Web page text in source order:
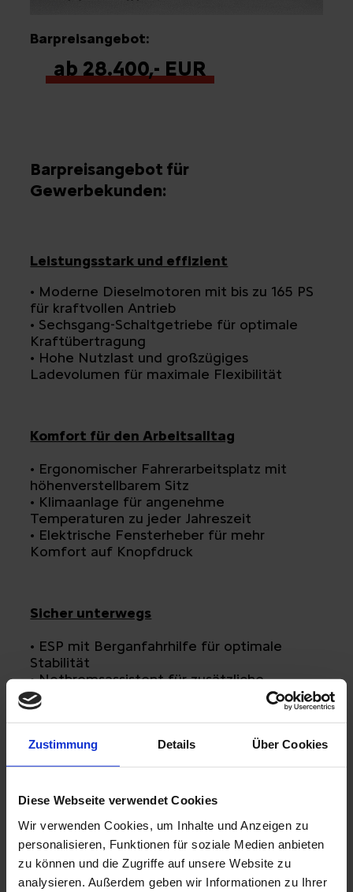
Zustimmung Details Über Cookies
Diese Webseite verwendet Cookies
Wir verwenden Cookies, um Inhalte und Anzeigen zu
personalisieren, Funktionen für soziale Medien anbieten
zu können und die Zugriffe auf unsere Website zu
analysieren. Außerdem geben wir Informationen zu Ihrer
Barpreisangebot:
ab 28.400,- EUR
Barpreisangebot für
Gewerbekunden:
Leistungsstark und effizient
• Moderne Dieselmotoren mit bis zu 165 PS
für kraftvollen Antrieb
• Sechsgang-Schaltgetriebe für optimale
Kraftübertragung
• Hohe Nutzlast und großzügiges
Ladevolumen für maximale Flexibilität
Komfort für den Arbeitsalltag
• Ergonomischer Fahrerarbeitsplatz mit
höhenverstellbarem Sitz
• Klimaanlage für angenehme
Temperaturen zu jeder Jahreszeit
• Elektrische Fensterheber für mehr
Komfort auf Knopfdruck
Sicher unterwegs
• ESP mit Berganfahrhilfe für optimale
Stabilität
• Notbremsassistent für zusätzliche
Sicherheit
• Tempomat mit
Geschwindigkeitsbegrenzer für entspanntes
Fahren
Funktionales Design mit praktischen
Details
• Große seitliche Schiebetür für bequemen
Zugang
• Doppelflügelhecktüren mit 270°